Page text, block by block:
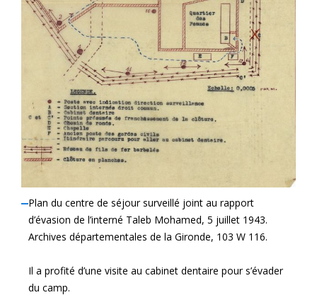
Plan du centre de séjour surveillé joint au rapport
d’évasion de l’interné Taleb Mohamed, 5 juillet 1943.
Archives départementales de la Gironde, 103 W 116.
Il a profité d’une visite au cabinet dentaire pour s’évader
du camp.